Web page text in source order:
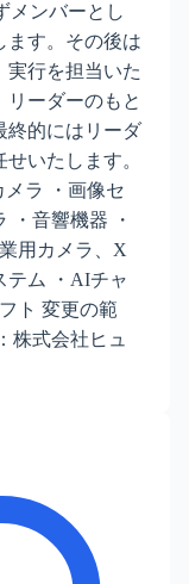
メンバーとし
ます。その後は
実行を担当いた
リーダーのもと
終的にはリーダ
いたします。
ラ ・画像セ
・音響機器 ・
用カメラ、X
テム ・AIチャ
ト 変更の範
株式会社ヒュ